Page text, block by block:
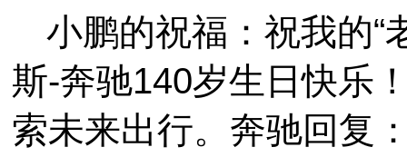
小鹏的祝福：祝我的“
斯-奔驰140岁生日快乐
索未来出行。奔驰回复